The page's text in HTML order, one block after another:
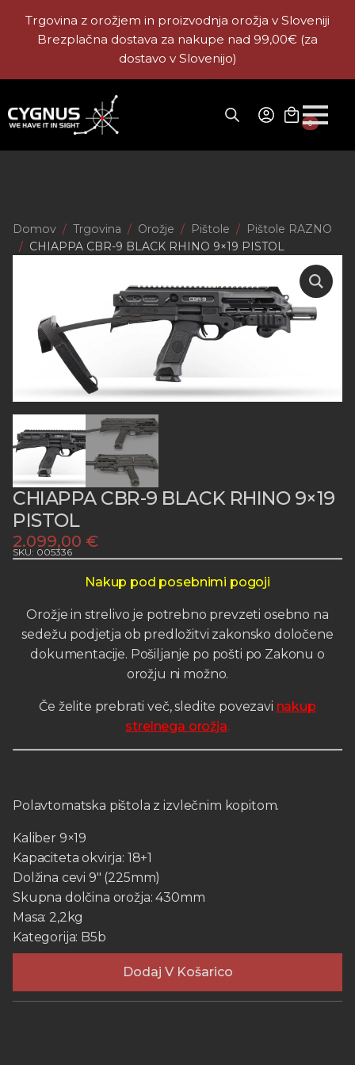
Trgovina z orožjem in proizvodnja orožja v Sloveniji
Brezplačna dostava za nakupe nad 99,00€ (za
dostavo v Slovenijo)
0
Domov Trgovina Orožje Pištole
Pištole RAZNO
CHIAPPA CBR-9 BLACK RHINO 9×19 PISTOL
CHIAPPA CBR-9 BLACK RHINO 9×19
PISTOL
2.099,00 €
SKU: 005336
Nakup pod posebnimi pogoji
Orožje in strelivo je potrebno prevzeti osebno na
sedežu podjetja ob predložitvi zakonsko določene
dokumentacije. Pošiljanje po pošti po Zakonu o
orožju ni možno.
Če želite prebrati več, sledite povezavi nakup
strelnega orožja.
Polavtomatska pištola z izvlečnim kopitom.
Kaliber 9×19
Kapaciteta okvirja: 18+1
Dolžina cevi 9″ (225mm)
Skupna dolčina orožja: 430mm
Masa: 2,2kg
Kategorija: B5b
Dodaj V Košarico